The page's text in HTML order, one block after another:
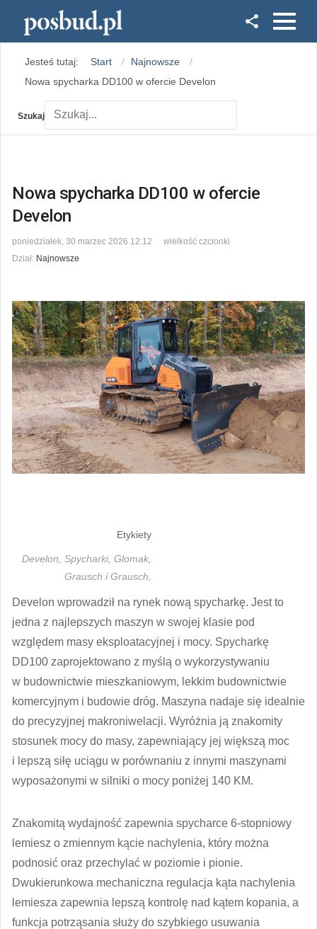
Instagram
Jesteś tutaj: Start
Najnowsze
Nowa spycharka DD100 w ofercie Develon
Szukaj
Nowa spycharka DD100 w ofercie
Develon
poniedziałek, 30 marzec 2026 12:12
wielkość czcionki
Dział: Najnowsze
Etykiety
Develon, Spycharki, Glomak,
Grausch i Grausch,
Develon wprowadził na rynek nową spycharkę. Jest to
jedna z najlepszych maszyn w swojej klasie pod
względem masy eksploatacyjnej i mocy. Spycharkę
DD100 zaprojektowano z myślą o wykorzystywaniu
w budownictwie mieszkaniowym, lekkim budownictwie
komercyjnym i budowie dróg. Maszyna nadaje się idealnie
do precyzyjnej makroniwelacji. Wyróżnia ją znakomity
stosunek mocy do masy, zapewniający jej większą moc
i lepszą siłę uciągu w porównaniu z innymi maszynami
wyposażonymi w silniki o mocy poniżej 140 KM.
Znakomitą wydajność zapewnia spycharce 6-stopniowy
lemiesz o zmiennym kącie nachylenia, który można
podnosić oraz przechylać w poziomie i pionie.
Dwukierunkowa mechaniczna regulacja kąta nachylenia
lemiesza zapewnia lepszą kontrolę nad kątem kopania, a
funkcja potrząsania służy do szybkiego usuwania